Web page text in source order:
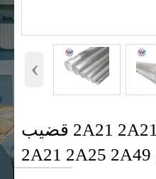
‹
2A21 2A21 2A25 2A49 قضيب